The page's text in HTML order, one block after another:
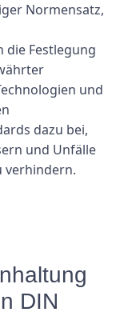
Normensatz,
Festlegung
und
dazu bei,
und Unfälle
verhindern.
DIN